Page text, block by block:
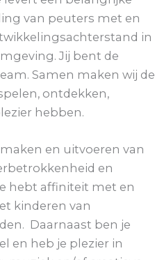
van peuters met en
in
Jij bent de
Samen maken wij de
ontdekken,
hebben.
en uitvoeren van
en
hebt affiniteit met en
kinderen van
Daarnaast ben je
en heb je plezier in